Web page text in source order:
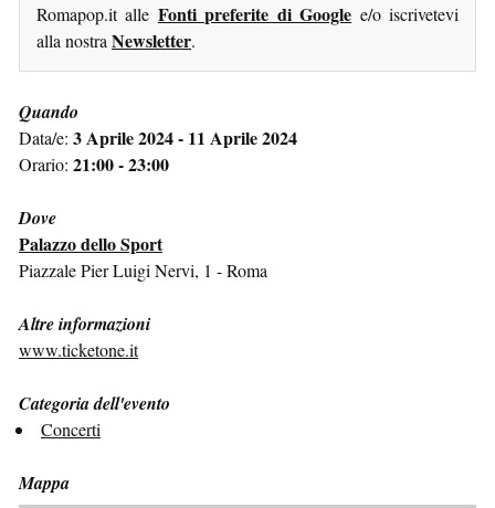
Romapop.it alle Fonti preferite di Google e/o iscrivetevi
alla nostra Newsletter.
Quando
Data/e: 3 Aprile 2024 - 11 Aprile 2024
Orario: 21:00 - 23:00
Dove
Palazzo dello Sport
Piazzale Pier Luigi Nervi, 1 - Roma
Altre informazioni
www.ticketone.it
Categoria dell'evento
Concerti
Mappa